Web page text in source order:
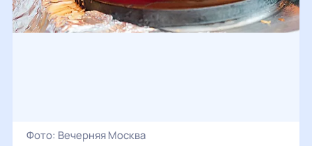
Фото: Вечерняя Москва